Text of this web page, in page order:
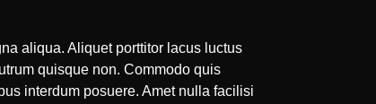
aliqua. Aliquet porttitor lacus luctus
quisque non. Commodo quis
interdum posuere. Amet nulla facilisi